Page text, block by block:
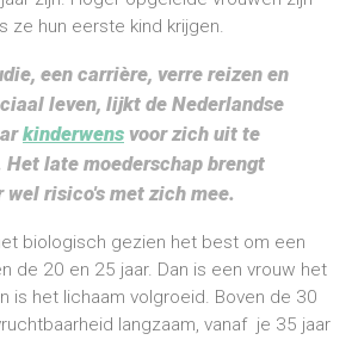
ze hun eerste kind krijgen.
een carrière, verre reizen en
leven, lijkt de Nederlandse
kinderwens voor zich uit te
Het late moederschap brengt
wel risico's met zich mee.
biologisch gezien het best om een
de 20 en 25 jaar. Dan is een vrouw het
is het lichaam volgroeid. Boven de 30
langzaam, vanaf je 35 jaar